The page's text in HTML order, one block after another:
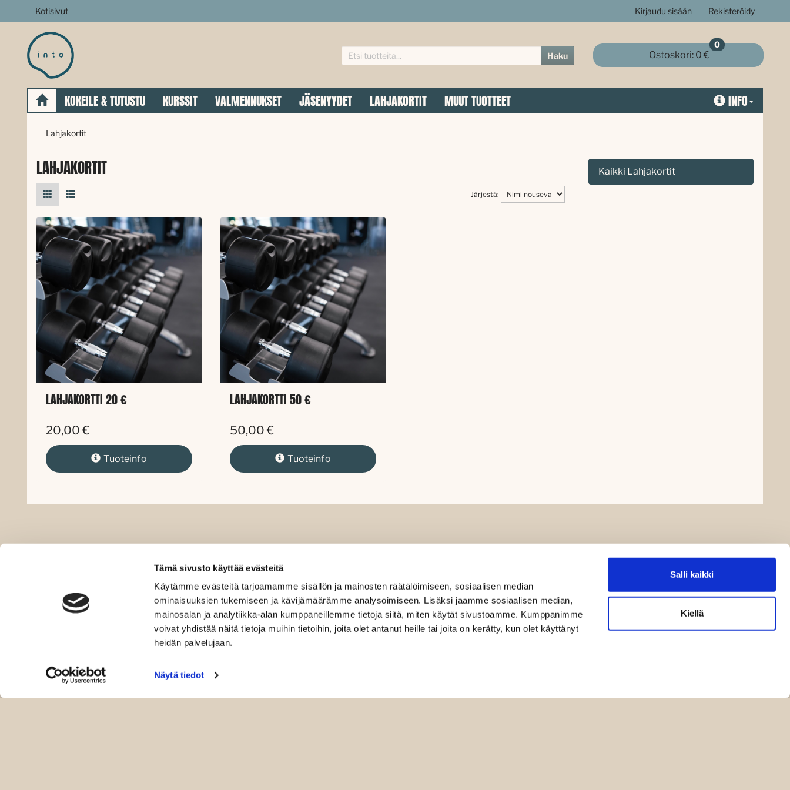
Tämä sivusto käyttää evästeitä
Käytämme evästeitä tarjoamamme sisällön ja mainosten räätälöimiseen, sosiaalisen median
ominaisuuksien tukemiseen ja kävijämäärämme analysoimiseen. Lisäksi jaamme sosiaalisen median,
mainosalan ja analytiikka-alan kumppaneillemme tietoja siitä, miten käytät sivustoamme. Kumppanimme
voivat yhdistää näitä tietoja muihin tietoihin, joita olet antanut heille tai joita on kerätty, kun olet käyttänyt
heidän palvelujaan.
Näytä tiedot
Salli kaikki
Kiellä
Kotisivut Kirjaudu sisään Rekisteröidy
Haku Ostoskori:0 €
0
KOKEILE & TUTUSTU KURSSIT VALMENNUKSET JÄSENYYDET LAHJAKORTIT MUUT TUOTTEET INFO
Lahjakortit
Kaikki Lahjakortit
LAHJAKORTIT
Järjestä:
LAHJAKORTTI 20 €
20,00 €
Tuoteinfo
LAHJAKORTTI 50 €
50,00 €
Tuoteinfo